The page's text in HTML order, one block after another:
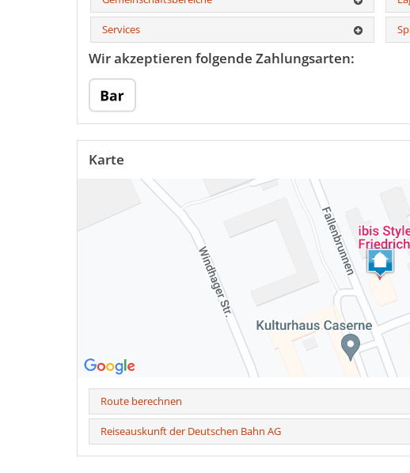
Services
Wir akzeptieren folgende Zahlungsarten:
Karte
Route berechnen
Reiseauskunft der Deutschen Bahn AG